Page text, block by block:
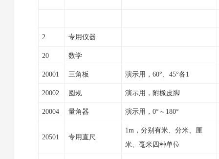
2 专用仪器
20 数学
20001 三角板 演示用，60°、45°各1
20002 圆规 演示用，附橡皮脚
20004 量角器 演示用，0°～180°
20501 专用直尺
1m，分别有米、分米、厘
米、毫米四种单位